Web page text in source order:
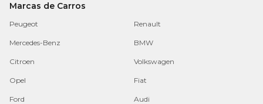
Marcas de Carros
Peugeot Renault
Mercedes-Benz BMW
Citroen Volkswagen
Opel Fiat
Ford Audi